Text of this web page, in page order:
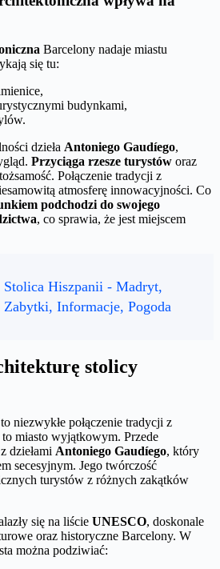
Barcelony nadaje miastu
się tu:
budynkami,
dzieła Antoniego Gaudíego,
Przyciąga rzesze turystów oraz
Połączenie tradycji z
atmosferę innowacyjności. Co
podchodzi do swojego
, co sprawia, że jest miejscem
Stolica Hiszpanii - Madryt,
Zabytki, Informacje, Pogoda
stolicy
to niezwykłe połączenie tradycji z
miasto wyjątkowym. Przede
dziełami Antoniego Gaudíego, który
secesyjnym. Jego twórczość
turystów z różnych zakątków
się na liście UNESCO, doskonale
oraz historyczne Barcelony. W
można podziwiać: